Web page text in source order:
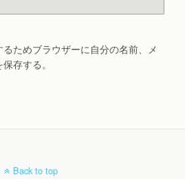
ためブラウザーに自分の名前、メ
存する。
Back to top